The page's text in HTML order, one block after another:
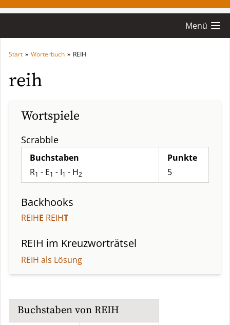
Menü
Start » Wörterbuch » REIH
reih
Wortspiele
Scrabble
Buchstaben
R1 - E1 - I1 - H2
Punkte
5
Backhooks
REIHE REIHT
REIH im Kreuzworträtsel
REIH als Lösung
Buchstaben von REIH